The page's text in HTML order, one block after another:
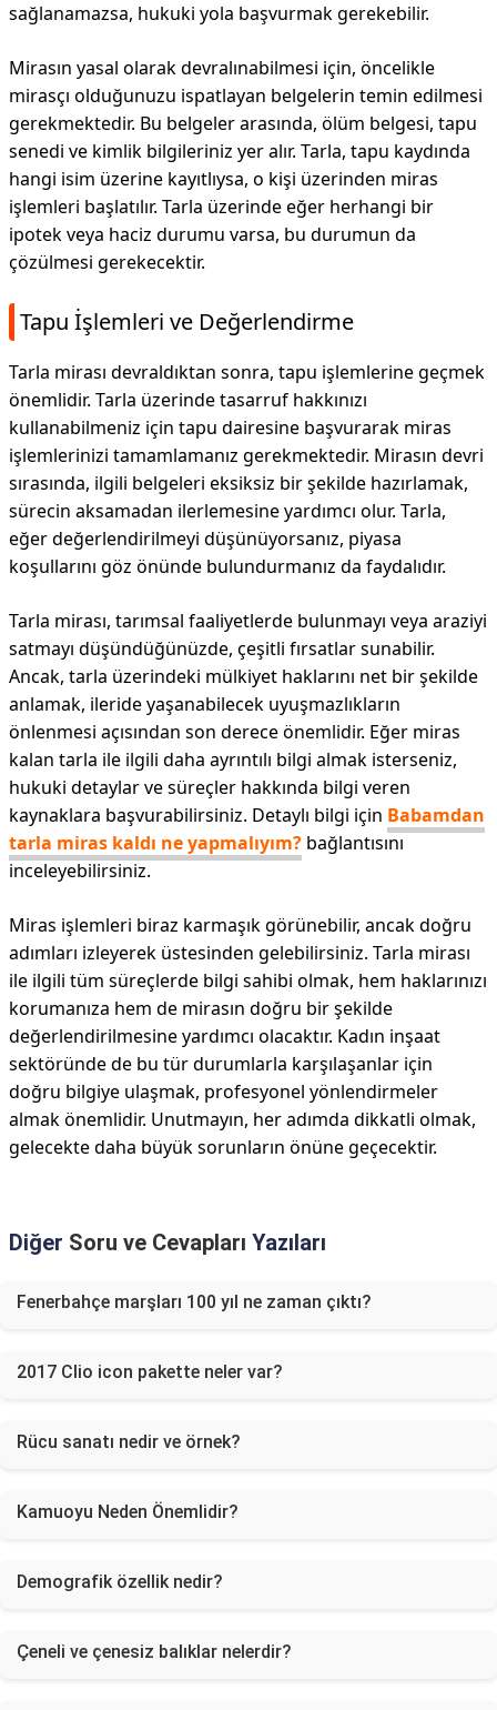
sağlanamazsa, hukuki yola başvurmak gerekebilir.
Mirasın yasal olarak devralınabilmesi için, öncelikle
mirasçı olduğunuzu ispatlayan belgelerin temin edilmesi
gerekmektedir. Bu belgeler arasında, ölüm belgesi, tapu
senedi ve kimlik bilgileriniz yer alır. Tarla, tapu kaydında
hangi isim üzerine kayıtlıysa, o kişi üzerinden miras
işlemleri başlatılır. Tarla üzerinde eğer herhangi bir
ipotek veya haciz durumu varsa, bu durumun da
çözülmesi gerekecektir.
Tapu İşlemleri ve Değerlendirme
Tarla mirası devraldıktan sonra, tapu işlemlerine geçmek
önemlidir. Tarla üzerinde tasarruf hakkınızı
kullanabilmeniz için tapu dairesine başvurarak miras
işlemlerinizi tamamlamanız gerekmektedir. Mirasın devri
sırasında, ilgili belgeleri eksiksiz bir şekilde hazırlamak,
sürecin aksamadan ilerlemesine yardımcı olur. Tarla,
eğer değerlendirilmeyi düşünüyorsanız, piyasa
koşullarını göz önünde bulundurmanız da faydalıdır.
Tarla mirası, tarımsal faaliyetlerde bulunmayı veya araziyi
satmayı düşündüğünüzde, çeşitli fırsatlar sunabilir.
Ancak, tarla üzerindeki mülkiyet haklarını net bir şekilde
anlamak, ileride yaşanabilecek uyuşmazlıkların
önlenmesi açısından son derece önemlidir. Eğer miras
kalan tarla ile ilgili daha ayrıntılı bilgi almak isterseniz,
hukuki detaylar ve süreçler hakkında bilgi veren
kaynaklara başvurabilirsiniz. Detaylı bilgi için Babamdan
tarla miras kaldı ne yapmalıyım? bağlantısını
inceleyebilirsiniz.
Miras işlemleri biraz karmaşık görünebilir, ancak doğru
adımları izleyerek üstesinden gelebilirsiniz. Tarla mirası
ile ilgili tüm süreçlerde bilgi sahibi olmak, hem haklarınızı
korumanıza hem de mirasın doğru bir şekilde
değerlendirilmesine yardımcı olacaktır. Kadın inşaat
sektöründe de bu tür durumlarla karşılaşanlar için
doğru bilgiye ulaşmak, profesyonel yönlendirmeler
almak önemlidir. Unutmayın, her adımda dikkatli olmak,
gelecekte daha büyük sorunların önüne geçecektir.
Diğer Soru ve Cevapları Yazıları
Fenerbahçe marşları 100 yıl ne zaman çıktı?
2017 Clio icon pakette neler var?
Rücu sanatı nedir ve örnek?
Kamuoyu Neden Önemlidir?
Demografik özellik nedir?
Çeneli ve çenesiz balıklar nelerdir?